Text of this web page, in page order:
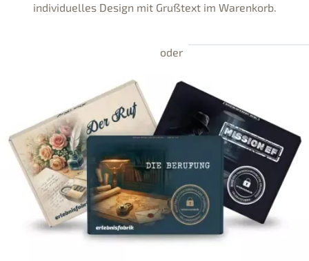
individuelles Design mit Grußtext im Warenkorb.